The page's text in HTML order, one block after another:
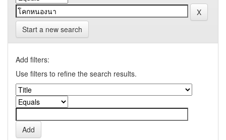
Start a new search
Add filters:
Use filters to refine the search results.